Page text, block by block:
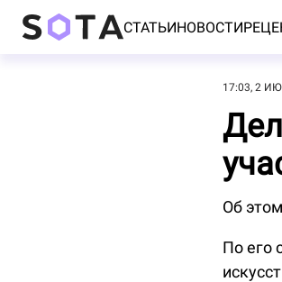
СТАТЬИНОВОСТИ
17:03, 2
Об этом
По его